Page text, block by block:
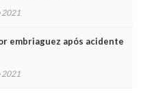
2021
embriaguez após acidente
2021